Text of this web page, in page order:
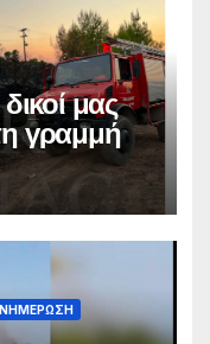
μας
γραμμή